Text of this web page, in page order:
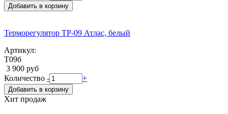
Добавить в корзину
Терморегулятор ТР-09 Атлас, белый
Артикул:
Т09б
3 900 руб
Количество - +
Добавить в корзину
Хит продаж